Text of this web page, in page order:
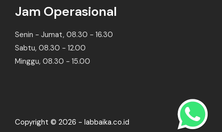
Jam Operasional
Senin - Jumat, 08.30 - 16.30
Sabtu, 08.30 - 12.00
Minggu, 08.30 - 15.00
Copyright © 2026 - labbaika.co.id